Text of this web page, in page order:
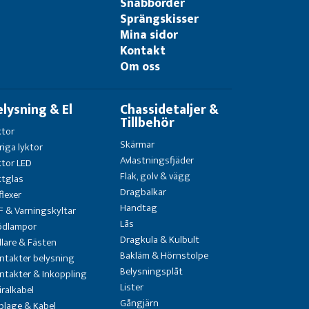
Sprängskisser
Mina sidor
Kontakt
Om oss
& El
lyktor
LED
& Varningskyltar
& Fästen
belysning
& Inkoppling
Chassidetaljer &
Tillbehör
Skärmar
Avlastningsfjäder
Flak, golv & vägg
Dragbalkar
Handtag
Lås
Dragkula & Kulbult
Bakläm & Hörnstolpe
Belysningsplåt
Lister
Gångjärn